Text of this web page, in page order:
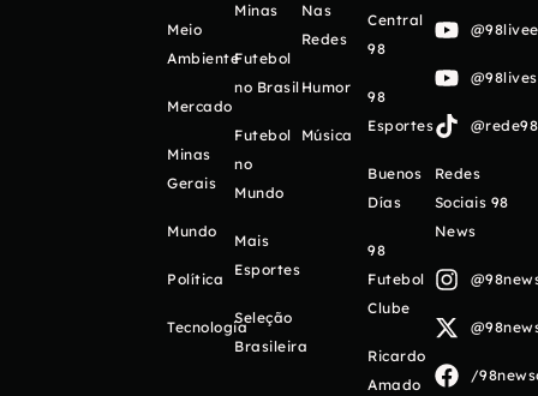
Meio
Ambiente
Mercado
Minas
Gerais
Mundo
Política
Tecnologia
Minas
Futebol
no Brasil
Futebol
no
Mundo
Mais
Esportes
Seleção
Brasileira
Nas
Redes
Humor
Música
Central
98
98
Esportes
Buenos
Días
98
Futebol
Clube
Ricardo
Amado
Redes
Sociais 98
News
/